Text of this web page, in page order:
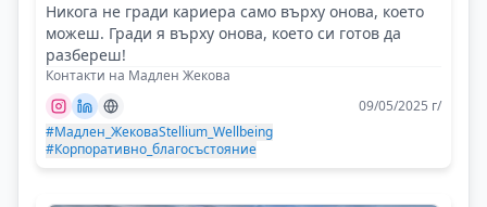
Никога не гради кариера само върху онова, което
можеш. Гради я върху онова, което си готов да
разбереш!
Контакти на Мадлен Жекова
09/05/2025 г/
#Мадлен_ЖековаStellium_Wellbeing
#Корпоративно_благосъстояние